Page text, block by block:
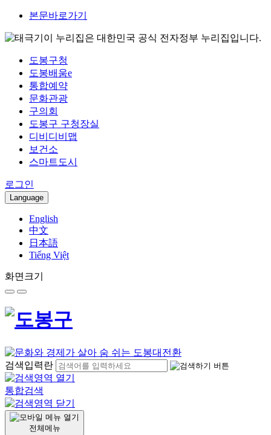
본문바로가기
이 누리집은 대한민국 공식 전자정부 누리집입니다.
도봉구청
도봉배움e
통합예약
문화관광
구의회
도봉구 구청장실
디비디비맵
보건소
스마트도시
로그인
Language
English
中文
日本語
Tiếng Việt
화면크기
검색입력란
통합검색
전체메뉴